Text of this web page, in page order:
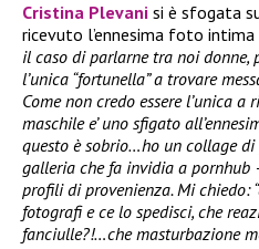
Cristina Plevani si è sfogata
ricevuto l’ennesima foto
il caso di parlarne tra noi donne,
l’unica “fortunella” a trovare
Come non credo essere l’unica a
maschile e’ uno sfigato
questo è sobrio…ho un collage
galleria che fa invidia a pornhub
profili di provenienza. Mi chiedo:
fotografi e ce lo spedisci, che
fanciulle?!…che masturbazione